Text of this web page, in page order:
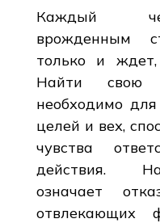
Каждый
врожденным
только и
Найти свою
необходимо
целей и вех,
чувства
действия.
означает
отвлекающих